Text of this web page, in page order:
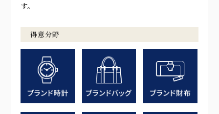
す。
得意分野